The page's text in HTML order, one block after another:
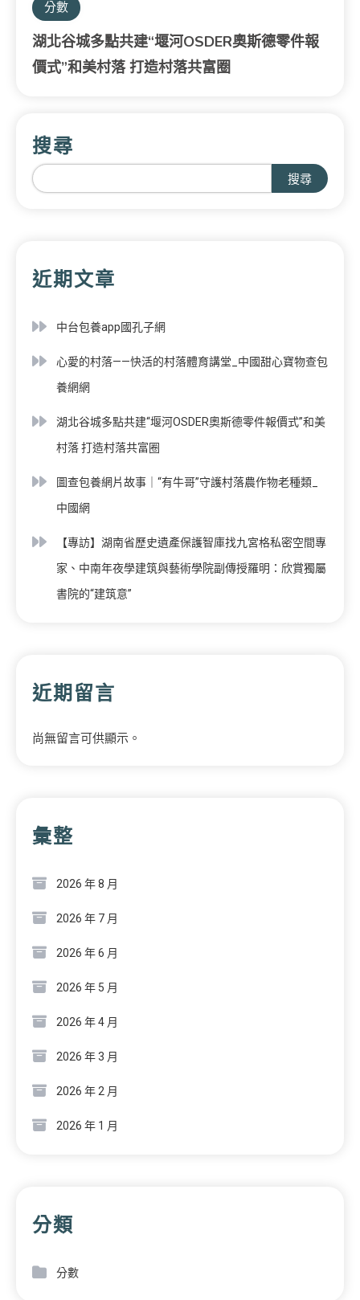
分數
湖北谷城多點共建“堰河OSDER奧斯德零件報
價式”和美村落 打造村落共富圈
搜尋
搜尋
近期文章
中台包養app國孔子網
心愛的村落——快活的村落體育講堂_中國甜心寶物查包
養網網
湖北谷城多點共建“堰河OSDER奧斯德零件報價式”和美
村落 打造村落共富圈
圖查包養網片故事｜“有牛哥”守護村落農作物老種類_
中國網
【專訪】湖南省歷史遺產保護智庫找九宮格私密空間專
家、中南年夜學建筑與藝術學院副傳授羅明：欣賞獨屬
書院的“建筑意”
近期留言
尚無留言可供顯示。
彙整
2026 年 8 月
2026 年 7 月
2026 年 6 月
2026 年 5 月
2026 年 4 月
2026 年 3 月
2026 年 2 月
2026 年 1 月
分類
分數